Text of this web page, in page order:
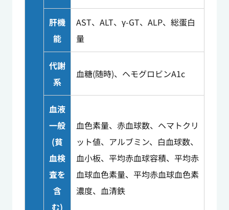
肝機
能
AST、ALT、γ-GT、ALP、総蛋白
量
代謝
系
血糖(随時)、ヘモグロビンA1c
血液
一般
(貧
血検
査を
含
む)
血色素量、赤血球数、ヘマトクリ
ット値、アルブミン、白血球数、
血小板、平均赤血球容積、平均赤
血球血色素量、平均赤血球血色素
濃度、血清鉄